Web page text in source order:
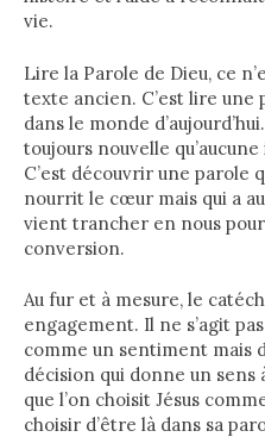
vie.
Lire la Parole de Dieu, ce
texte ancien. C’est lire
dans le monde
toujours nouvelle
C’est découvrir une parole
nourrit le cœur mais qui a
vient trancher en nous
conversion.
Au fur et à mesure, le
engagement. Il ne s’agit
comme un sentiment mais
décision qui donne un sens
que l’on choisit Jésus
choisir d’être là dans sa